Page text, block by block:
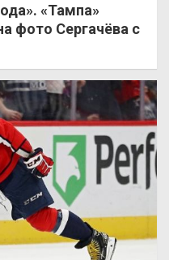
«Тампа»
фото Сергачёва с